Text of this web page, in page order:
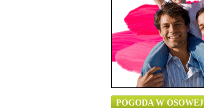
POGODA W OSOWEJ